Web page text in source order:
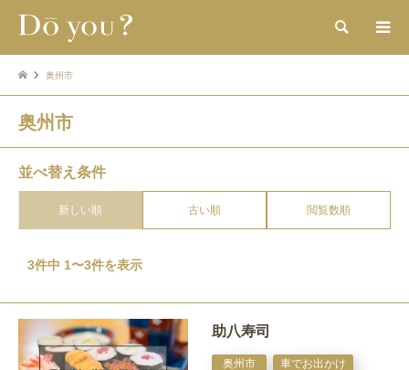
検索
奥州市
奥州市
並べ替え条件
新しい順 古い順 閲覧数順
3件中 1〜3件を表示
助八寿司
奥州市
車でお出かけ